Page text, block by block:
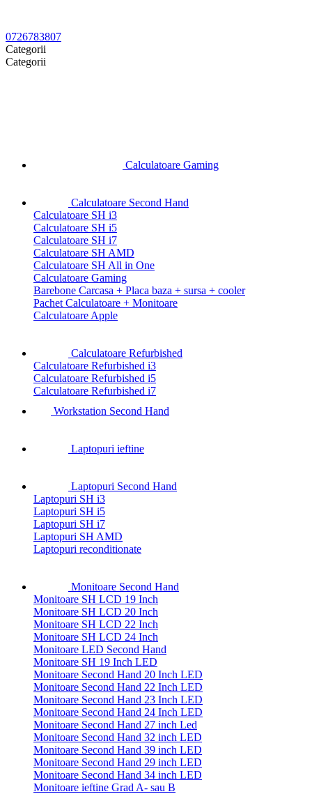
0726783807
Categorii
Categorii
Calculatoare Gaming
Calculatoare Second Hand
Calculatoare SH i3
Calculatoare SH i5
Calculatoare SH i7
Calculatoare SH AMD
Calculatoare SH All in One
Calculatoare Gaming
Barebone Carcasa + Placa baza + sursa + cooler
Pachet Calculatoare + Monitoare
Calculatoare Apple
Calculatoare Refurbished
Calculatoare Refurbished i3
Calculatoare Refurbished i5
Calculatoare Refurbished i7
Workstation Second Hand
Laptopuri ieftine
Laptopuri Second Hand
Laptopuri SH i3
Laptopuri SH i5
Laptopuri SH i7
Laptopuri SH AMD
Laptopuri reconditionate
Monitoare Second Hand
Monitoare SH LCD 19 Inch
Monitoare SH LCD 20 Inch
Monitoare SH LCD 22 Inch
Monitoare SH LCD 24 Inch
Monitoare LED Second Hand
Monitoare SH 19 Inch LED
Monitoare Second Hand 20 Inch LED
Monitoare Second Hand 22 Inch LED
Monitoare Second Hand 23 Inch LED
Monitoare Second Hand 24 Inch LED
Monitoare Second Hand 27 inch Led
Monitoare Second Hand 32 inch LED
Monitoare Second Hand 39 inch LED
Monitoare Second Hand 29 inch LED
Monitoare Second Hand 34 inch LED
Monitoare ieftine Grad A- sau B